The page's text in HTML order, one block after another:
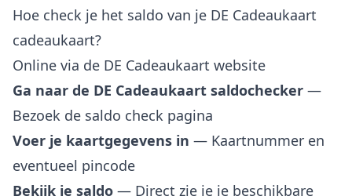
Hoe check je het saldo van je DE Cadeaukaart
cadeaukaart?
Online via de DE Cadeaukaart website
Ga naar de DE Cadeaukaart saldochecker —
Bezoek de saldo check pagina
Voer je kaartgegevens in — Kaartnummer en
eventueel pincode
Bekijk je saldo — Direct zie je je beschikbare